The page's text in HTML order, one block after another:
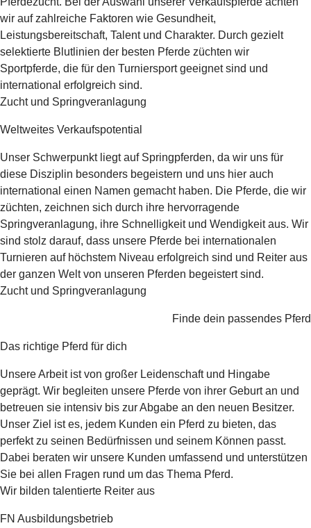
wir auf zahlreiche Faktoren wie Gesundheit,
Leistungsbereitschaft, Talent und Charakter. Durch gezielt
selektierte Blutlinien der besten Pferde züchten wir
Sportpferde, die für den Turniersport geeignet sind und
international erfolgreich sind.
Zucht und Springveranlagung
Weltweites Verkaufspotential
Unser Schwerpunkt liegt auf Springpferden, da wir uns für
diese Disziplin besonders begeistern und uns hier auch
international einen Namen gemacht haben. Die Pferde, die wir
züchten, zeichnen sich durch ihre hervorragende
Springveranlagung, ihre Schnelligkeit und Wendigkeit aus. Wir
sind stolz darauf, dass unsere Pferde bei internationalen
Turnieren auf höchstem Niveau erfolgreich sind und Reiter aus
der ganzen Welt von unseren Pferden begeistert sind.
Zucht und Springveranlagung
Finde dein passendes Pferd
Das richtige Pferd für dich
Unsere Arbeit ist von großer Leidenschaft und Hingabe
geprägt. Wir begleiten unsere Pferde von ihrer Geburt an und
betreuen sie intensiv bis zur Abgabe an den neuen Besitzer.
Unser Ziel ist es, jedem Kunden ein Pferd zu bieten, das
perfekt zu seinen Bedürfnissen und seinem Können passt.
Dabei beraten wir unsere Kunden umfassend und unterstützen
Sie bei allen Fragen rund um das Thema Pferd.
Wir bilden talentierte Reiter aus
FN Ausbildungsbetrieb